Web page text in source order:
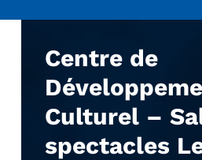
Centre de
Culturel –
spectacles